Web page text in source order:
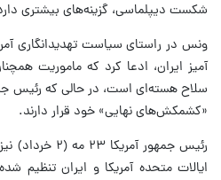
شکست دیپلماسی، گزینه‌های بیشتری
ونس در راستای سیاست تهدیدانگاری
آمیز ایران، ادعا کرد که ماموریت
سلاح هسته‌ای است، در حالی که رئیس
«کشمکش‌های نهایی» خود قرار دارند.
رئیس جمهور
ایالات متحده آمریکا و ایران تنظیم